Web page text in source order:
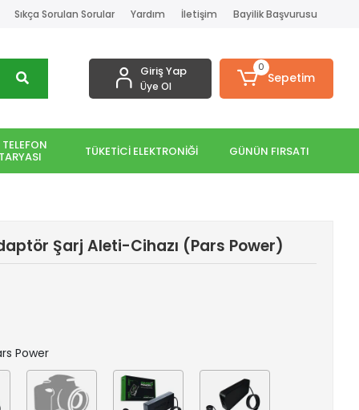
Sıkça Sorulan Sorular Yardım İletişim Bayilik Başvurusu
Giriş Yap
Üye Ol
0
Sepetim
TÜKETİCİ ELEKTRONİĞİ GÜNÜN FIRSATI
Şarj Aleti-Cihazı (Pars Power)
Power